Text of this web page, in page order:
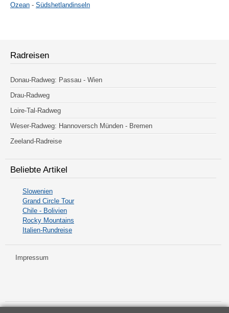
Ozean - Südshetlandinseln
Radreisen
Donau-Radweg: Passau - Wien
Drau-Radweg
Loire-Tal-Radweg
Weser-Radweg: Hannoversch Münden - Bremen
Zeeland-Radreise
Beliebte Artikel
Slowenien
Grand Circle Tour
Chile - Bolivien
Rocky Mountains
Italien-Rundreise
Impressum